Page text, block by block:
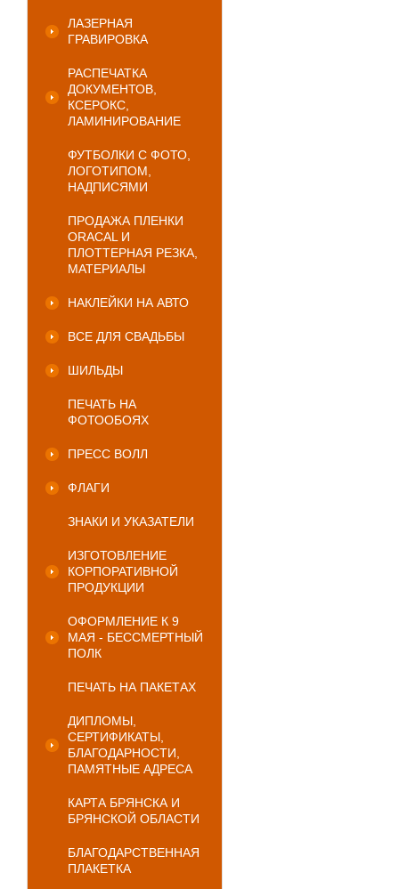
ЛАЗЕРНАЯ
ГРАВИРОВКА
РАСПЕЧАТКА
ДОКУМЕНТОВ,
КСЕРОКС,
ЛАМИНИРОВАНИЕ
ФУТБОЛКИ С ФОТО,
ЛОГОТИПОМ,
НАДПИСЯМИ
ПРОДАЖА ПЛЕНКИ
ORACAL И
ПЛОТТЕРНАЯ РЕЗКА,
МАТЕРИАЛЫ
НАКЛЕЙКИ НА АВТО
ВСЕ ДЛЯ СВАДЬБЫ
ШИЛЬДЫ
ПЕЧАТЬ НА
ФОТООБОЯХ
ПРЕСС ВОЛЛ
ФЛАГИ
ЗНАКИ И УКАЗАТЕЛИ
ИЗГОТОВЛЕНИЕ
КОРПОРАТИВНОЙ
ПРОДУКЦИИ
ОФОРМЛЕНИЕ К 9
МАЯ - БЕССМЕРТНЫЙ
ПОЛК
ПЕЧАТЬ НА ПАКЕТАХ
ДИПЛОМЫ,
СЕРТИФИКАТЫ,
БЛАГОДАРНОСТИ,
ПАМЯТНЫЕ АДРЕСА
КАРТА БРЯНСКА И
БРЯНСКОЙ ОБЛАСТИ
БЛАГОДАРСТВЕННАЯ
ПЛАКЕТКА